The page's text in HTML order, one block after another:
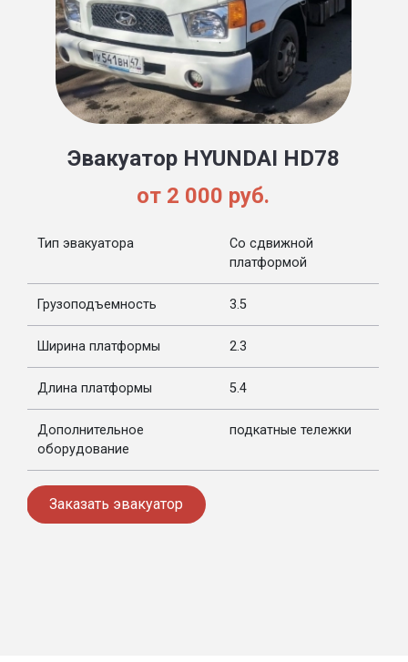
Эвакуатор HYUNDAI HD78
от 2 000 руб.
Тип эвакуатора
Со сдвижной
платформой
Грузоподъемность 3.5
Ширина платформы 2.3
Длина платформы 5.4
Дополнительное
оборудование
подкатные тележки
Заказать эвакуатор